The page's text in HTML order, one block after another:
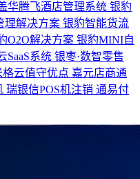
华腾飞酒店管理系统 银豹
理解决方案 银豹智能货流
O2O解决方案 银豹MINI自
SaaS系统 银枣·数智零售
格云值守优点 嘉元店商通
瑞银信POS机注销 通易付